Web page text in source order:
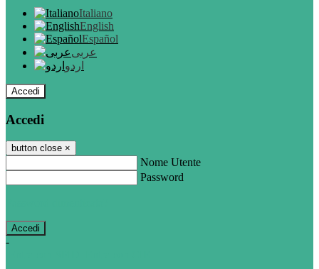
Italiano
English
Español
عربى
اردو
Accedi
Accedi
button close ×
Nome Utente
Password
-